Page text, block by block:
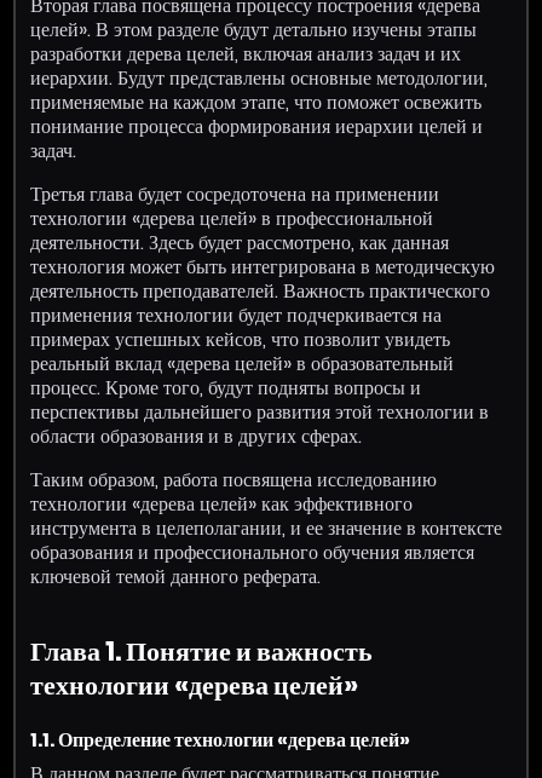
целей». В этом разделе будут детально изучены этапы
разработки дерева целей, включая анализ задач и их
иерархии. Будут представлены основные методологии,
применяемые на каждом этапе, что поможет освежить
понимание процесса формирования иерархии целей и
задач.
Третья глава будет сосредоточена на применении
технологии «дерева целей» в профессиональной
деятельности. Здесь будет рассмотрено, как данная
технология может быть интегрирована в методическую
деятельность преподавателей. Важность практического
применения технологии будет подчеркивается на
примерах успешных кейсов, что позволит увидеть
реальный вклад «дерева целей» в образовательный
процесс. Кроме того, будут подняты вопросы и
перспективы дальнейшего развития этой технологии в
области образования и в других сферах.
Таким образом, работа посвящена исследованию
технологии «дерева целей» как эффективного
инструмента в целеполагании, и ее значение в контексте
образования и профессионального обучения является
ключевой темой данного реферата.
Глава 1. Понятие и важность
технологии «дерева целей»
1.1. Определение технологии «дерева целей»